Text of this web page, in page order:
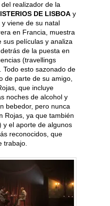
realizador de la
DE LISBOA y
viene de su natal
en Francia, muestra
sus películas y analiza
de la puesta en
(travellings
Todo esto sazonado de
de parte de su amigo,
que incluye
noches de alcohol y
bebedor, pero nunca
Rojas, ya que también
y el aporte de algunos
reconocidos, que
trabajo.